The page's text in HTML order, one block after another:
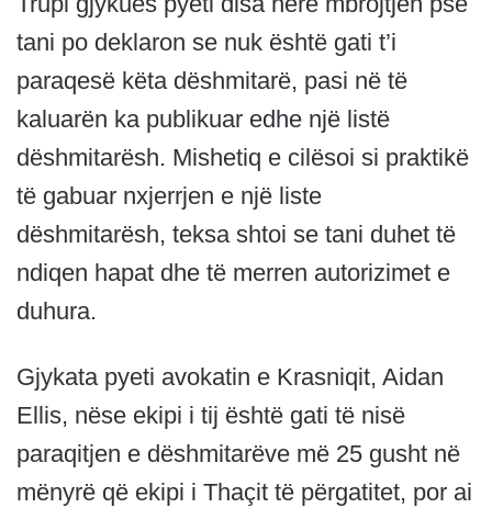
tani po deklaron se nuk është gati t’i
paraqesë këta dëshmitarë, pasi në të
kaluarën ka publikuar edhe një listë
dëshmitarësh. Mishetiq e cilësoi si praktikë
të gabuar nxjerrjen e një liste
dëshmitarësh, teksa shtoi se tani duhet të
ndiqen hapat dhe të merren autorizimet e
duhura.
Gjykata pyeti avokatin e Krasniqit, Aidan
Ellis, nëse ekipi i tij është gati të nisë
paraqitjen e dëshmitarëve më 25 gusht në
mënyrë që ekipi i Thaçit të përgatitet, por ai